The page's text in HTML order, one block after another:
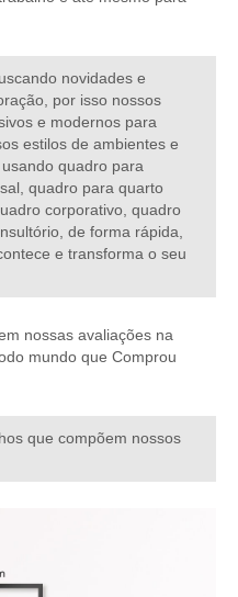
novidades e
por isso nossos
e modernos para
estilos de ambientes e
quadro para
quadro para quarto
corporativo, quadro
de forma rápida,
e transforma o seu
nossas avaliações na
mundo que Comprou
que compõem nossos